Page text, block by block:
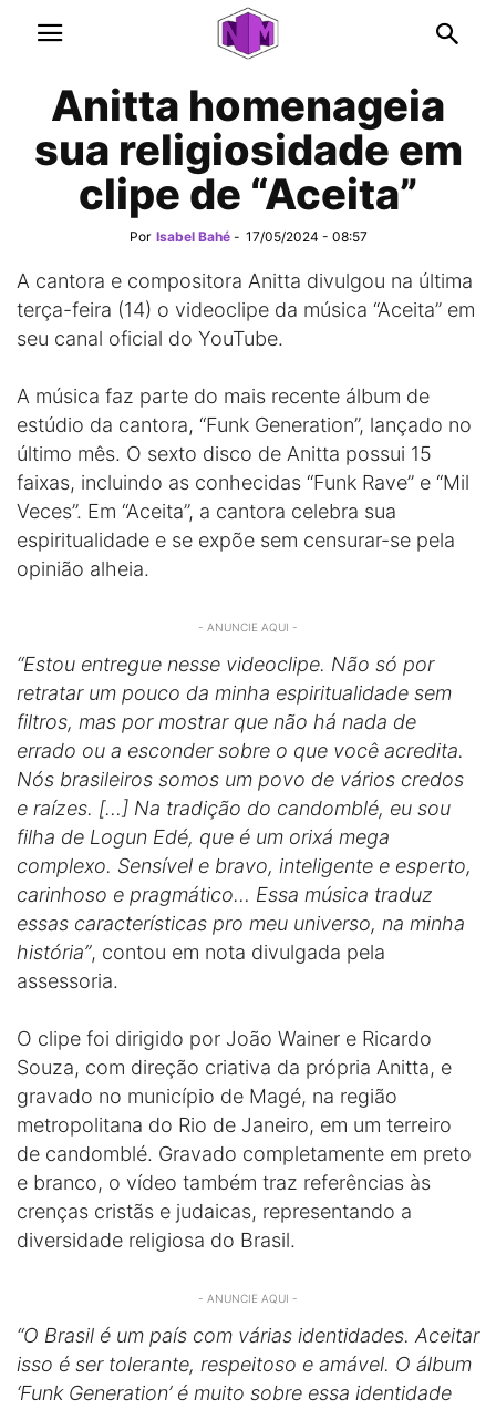
Anitta homenageia
sua religiosidade em
clipe de “Aceita”
Por Isabel Bahé - 17/05/2024 - 08:57
A cantora e compositora Anitta divulgou na última
terça-feira (14) o videoclipe da música “Aceita” em
seu canal oficial do YouTube.
A música faz parte do mais recente álbum de
estúdio da cantora, “Funk Generation”, lançado no
último mês. O sexto disco de Anitta possui 15
faixas, incluindo as conhecidas “Funk Rave” e “Mil
Veces”. Em “Aceita”, a cantora celebra sua
espiritualidade e se expõe sem censurar-se pela
opinião alheia.
- ANUNCIE AQUI -
“Estou entregue nesse videoclipe. Não só por
retratar um pouco da minha espiritualidade sem
filtros, mas por mostrar que não há nada de
errado ou a esconder sobre o que você acredita.
Nós brasileiros somos um povo de vários credos
e raízes. […] Na tradição do candomblé, eu sou
filha de Logun Edé, que é um orixá mega
complexo. Sensível e bravo, inteligente e esperto,
carinhoso e pragmático… Essa música traduz
essas características pro meu universo, na minha
história”, contou em nota divulgada pela
assessoria.
O clipe foi dirigido por João Wainer e Ricardo
Souza, com direção criativa da própria Anitta, e
gravado no município de Magé, na região
metropolitana do Rio de Janeiro, em um terreiro
de candomblé. Gravado completamente em preto
e branco, o vídeo também traz referências às
crenças cristãs e judaicas, representando a
diversidade religiosa do Brasil.
- ANUNCIE AQUI -
“O Brasil é um país com várias identidades. Aceitar
isso é ser tolerante, respeitoso e amável. O álbum
‘Funk Generation’ é muito sobre essa identidade